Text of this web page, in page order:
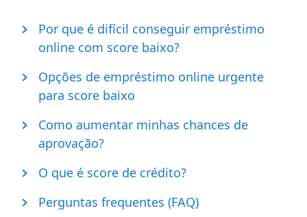
Por que é difícil conseguir empréstimo
online com score baixo?
Opções de empréstimo online urgente
para score baixo
Como aumentar minhas chances de
aprovação?
O que é score de crédito?
Perguntas frequentes (FAQ)